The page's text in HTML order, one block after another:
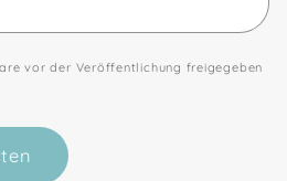
vor der Veröffentlichung freigegeben